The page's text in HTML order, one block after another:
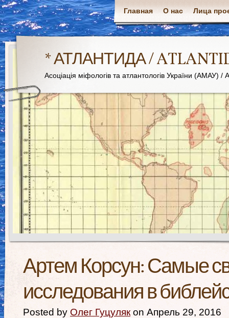
Главная О нас Лица
* АТЛАНТИДА /
Асоціація міфологів та атлантологів України
Артем Корсун: Самые
исследования в
Posted by Олег Гуцуляк on Апрель 29, 2016